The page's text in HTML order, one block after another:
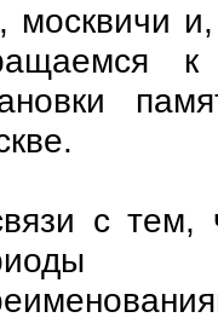
и,
с тем,